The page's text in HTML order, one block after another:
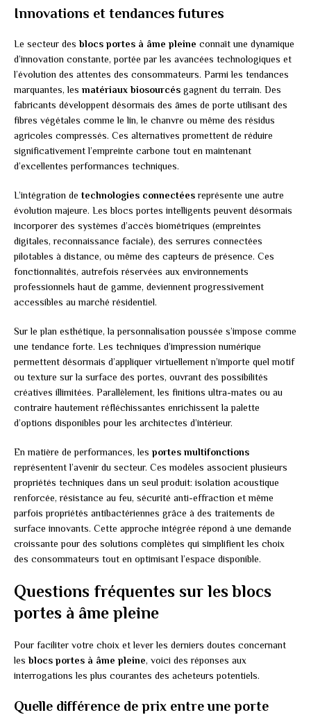
Innovations et tendances futures
Le secteur desblocs portes à âme pleine connaît une dynamique
d’innovation constante, portée par les avancées technologiques et
l’évolution des attentes des consommateurs. Parmi les tendances
marquantes, les matériaux biosourcés gagnent du terrain. Des
fabricants développent désormais des âmes de porte utilisant des
fibres végétales comme le lin, le chanvre ou même des résidus
agricoles compressés. Ces alternatives promettent de réduire
significativement l’empreinte carbone tout en maintenant
d’excellentes performances techniques.
L’intégration de technologies connectéesreprésente une autre
évolution majeure. Les blocs portes intelligents peuvent désormais
incorporer des systèmes d’accès biométriques (empreintes
digitales, reconnaissance faciale), des serrures connectées
pilotables à distance, ou même des capteurs de présence. Ces
fonctionnalités, autrefois réservées aux environnements
professionnels haut de gamme, deviennent progressivement
accessibles au marché résidentiel.
Sur le plan esthétique, la personnalisation poussée s’impose comme
une tendance forte. Les techniques d’impression numérique
permettent désormais d’appliquer virtuellement n’importe quel motif
ou texture sur la surface des portes, ouvrant des possibilités
créatives illimitées. Parallèlement, les finitions ultra-mates ou au
contraire hautement réfléchissantes enrichissent la palette
d’options disponibles pour les architectes d’intérieur.
En matière de performances, les portes multifonctions
représentent l’avenir du secteur. Ces modèles associent plusieurs
propriétés techniques dans un seul produit: isolation acoustique
renforcée, résistance au feu, sécurité anti-effraction et même
parfois propriétés antibactériennes grâce à des traitements de
surface innovants. Cette approche intégrée répond à une demande
croissante pour des solutions complètes qui simplifient les choix
des consommateurs tout en optimisant l’espace disponible.
Questions fréquentes sur les blocs
portes à âme pleine
Pour faciliter votre choix et lever les derniers doutes concernant
lesblocs portes à âme pleine, voici des réponses aux
interrogations les plus courantes des acheteurs potentiels.
Quelle différence de prix entre une porte